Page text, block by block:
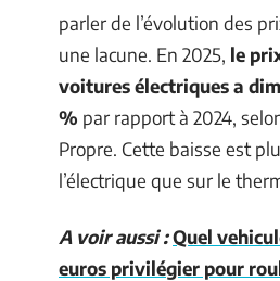
parler de l’évolution des
une lacune. En 2025, le
voitures électriques a
% par rapport à 2024,
Propre. Cette baisse est
l’électrique que sur le
A voir aussi :Quel
euros privilégier pour